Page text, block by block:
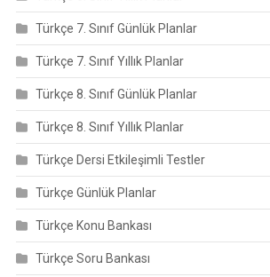
Türkçe 7. Sınıf Günlük Planlar
Türkçe 7. Sınıf Yıllık Planlar
Türkçe 8. Sınıf Günlük Planlar
Türkçe 8. Sınıf Yıllık Planlar
Türkçe Dersi Etkileşimli Testler
Türkçe Günlük Planlar
Türkçe Konu Bankası
Türkçe Soru Bankası